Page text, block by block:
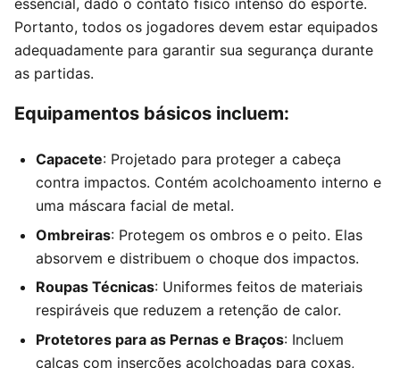
essencial, dado o contato físico intenso do esporte.
Portanto, todos os jogadores devem estar equipados
adequadamente para garantir sua segurança durante
as partidas.
Equipamentos básicos incluem:
Capacete: Projetado para proteger a cabeça
contra impactos. Contém acolchoamento interno e
uma máscara facial de metal.
Ombreiras: Protegem os ombros e o peito. Elas
absorvem e distribuem o choque dos impactos.
Roupas Técnicas: Uniformes feitos de materiais
respiráveis que reduzem a retenção de calor.
Protetores para as Pernas e Braços: Incluem
calças com inserções acolchoadas para coxas,